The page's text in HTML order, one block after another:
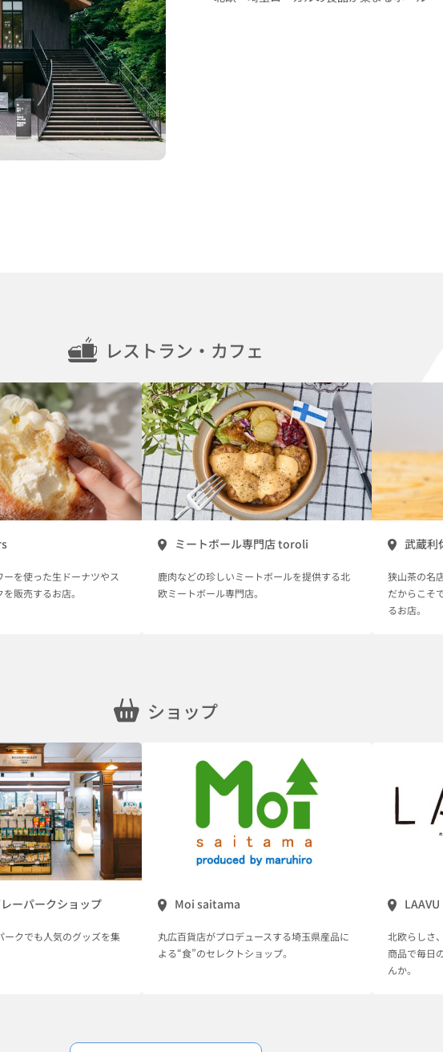
レストラン・カフェ
ーを使った生ドーナツやス
販売するお店。
ミートボール専門店 toroli
鹿肉などの珍しいミートボールを提供する北
欧ミートボール専門店。
武蔵利
狭山茶の名
だからこそ
るお店。
ショップ
ーパークショップ
ークでも人気のグッズを集
Moi saitama
丸広百貨店がプロデュースする埼玉県産品に
よる“食”のセレクトショップ。
LAAVU
北欧らしさ
商品で毎日
んか。